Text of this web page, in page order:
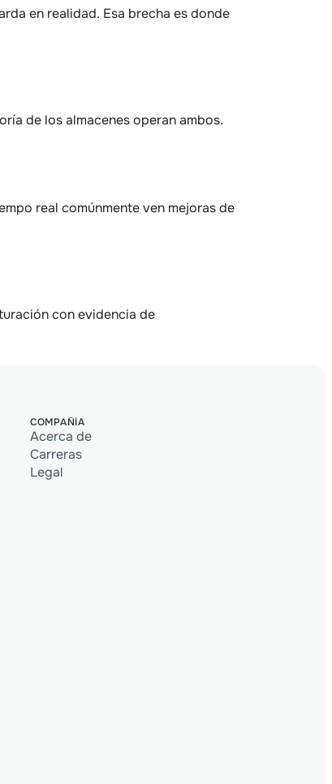
en realidad. Esa brecha es donde
de los almacenes operan ambos.
real comúnmente ven mejoras de
con evidencia de
COMPAÑÍA
Acerca de
Carreras
Legal